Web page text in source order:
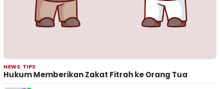
NEWS, TIPS
Hukum Memberikan Zakat Fitrah ke Orang Tua